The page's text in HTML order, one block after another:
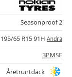
Seasonproof 2
195/65 R15 91H Ändra
3PMSF
Åretruntdäck